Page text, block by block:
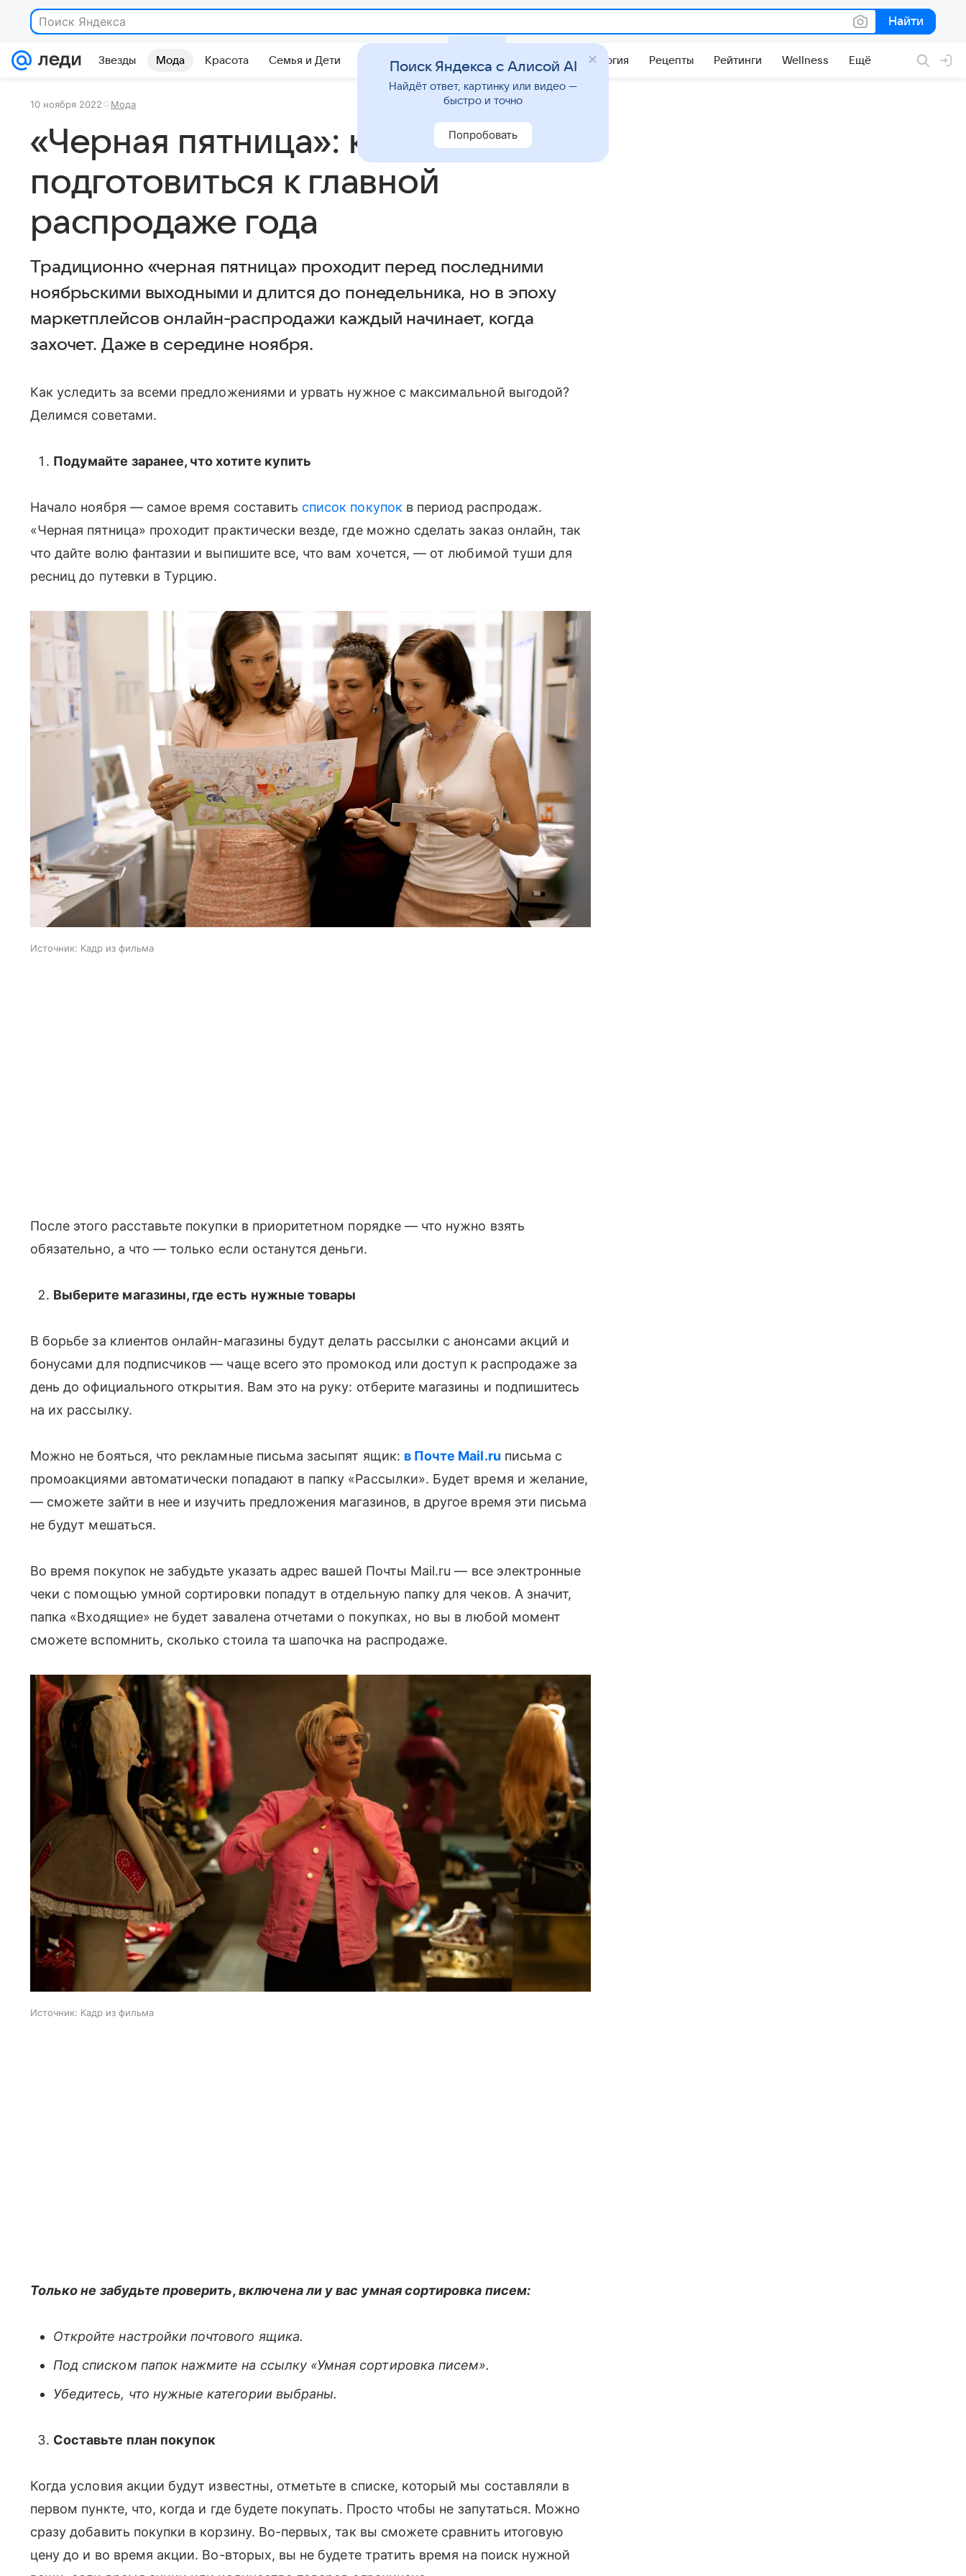
Поиск Яндекса Найти
Найти
Звезды Мода Красота Семья и Дети Гороскопы Стиль жизни Психология Рецепты Рейтинги Wellness Ещё
10 ноября 2022 Мода
«Черная пятница»: как
подготовиться к главной
распродаже года
Традиционно «черная пятница» проходит перед последними
ноябрьскими выходными и длится до понедельника, но в эпоху
маркетплейсов онлайн-распродажи каждый начинает, когда
захочет. Даже в середине ноября.
Как уследить за всеми предложениями и урвать нужное с максимальной выгодой?
Делимся советами.
Подумайте заранее, что хотите купить
Начало ноября — самое время составить список покупок в период распродаж.
«Черная пятница» проходит практически везде, где можно сделать заказ онлайн, так
что дайте волю фантазии и выпишите все, что вам хочется, — от любимой туши для
ресниц до путевки в Турцию.
Источник: Кадр из фильма
После этого расставьте покупки в приоритетном порядке — что нужно взять
обязательно, а что — только если останутся деньги.
Выберите магазины, где есть нужные товары
В борьбе за клиентов онлайн-магазины будут делать рассылки с анонсами акций и
бонусами для подписчиков — чаще всего это промокод или доступ к распродаже за
день до официального открытия. Вам это на руку: отберите магазины и подпишитесь
на их рассылку.
Можно не бояться, что рекламные письма засыпят ящик: в Почте Mail.ru письма с
промоакциями автоматически попадают в папку «Рассылки». Будет время и желание,
— сможете зайти в нее и изучить предложения магазинов, в другое время эти письма
не будут мешаться.
Во время покупок не забудьте указать адрес вашей Почты Mail.ru — все электронные
чеки с помощью умной сортировки попадут в отдельную папку для чеков. А значит,
папка «Входящие» не будет завалена отчетами о покупках, но вы в любой момент
сможете вспомнить, сколько стоила та шапочка на распродаже.
Источник: Кадр из фильма
Только не забудьте проверить, включена ли у вас умная сортировка писем:
Откройте настройки почтового ящика.
Под списком папок нажмите на ссылку «Умная сортировка писем».
Убедитесь, что нужные категории выбраны.
Составьте план покупок
Когда условия акции будут известны, отметьте в списке, который мы составляли в
первом пункте, что, когда и где будете покупать. Просто чтобы не запутаться. Можно
сразу добавить покупки в корзину. Во-первых, так вы сможете сравнить итоговую
цену до и во время акции. Во-вторых, вы не будете тратить время на поиск нужной
Поиск Яндекса с Алисой AI
Найдёт ответ, картинку или видео —
быстро и точно
Попробовать